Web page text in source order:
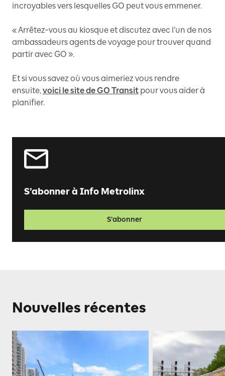
incroyables vers lesquelles GO peut vous emmener.
« Arrêtez-vous au kiosque et discutez avec l’un de nos
ambassadeurs agents de voyage pour trouver quand
partir avec GO ».
Et si vous savez où vous aimeriez vous rendre
ensuite, voici le site de GO Transit pour vous aider à
planifier.
S’abonner à Info Metrolinx
S’abonner
Nouvelles récentes